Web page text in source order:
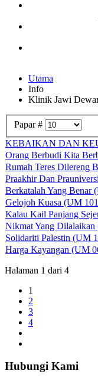
Utama
Info
Klinik Jawi
Papar #
KEBAIKAN DAN
Orang Berbudi Kita
Rumah Teres Dilereng
Praakhir Dan
Berkatalah Yang Benar
Gelojoh Kuasa (UM
Kalau Kail Panjang
Nikmat Yang
Solidariti Palestin (UM
Harga Kayangan (UM
Halaman 1 dari 4
1
2
3
4
Hubungi Kami